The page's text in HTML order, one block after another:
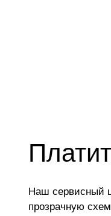
Наш сервисный
прозрачную